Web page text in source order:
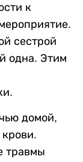
к
сестрой
одна. Этим
домой,
травмы